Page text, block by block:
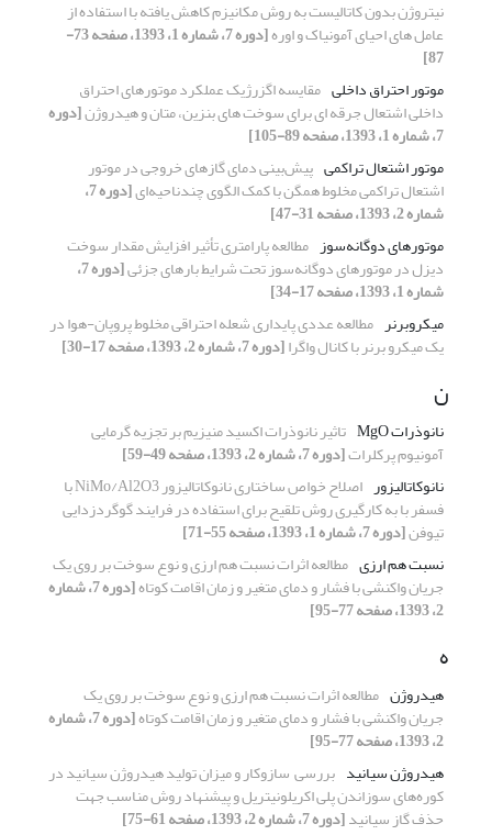
نیتروژن بدون کاتالیست به­ روش مکانیزم کاهش ­یافته با استفاده از
عامل­ های احیای آمونیاک و اوره [دوره 7، شماره 1، 1393، صفحه 73-
87]
موتور احتراق داخلی مقایسه اگزرژیک عملکرد موتورهای احتراق
داخلی اشتعال جرقه­ ای برای سوخت­ های بنزین، متان و هیدروژن[دوره
7، شماره 1، 1393، صفحه 89-105]
موتور اشتعال تراکمی پیش‌بینی دمای گازهای خروجی در موتور
اشتعال تراکمی مخلوط همگن با کمک الگوی چند‌ناحیه‌ای [دوره 7،
شماره 2، 1393، صفحه 31-47]
موتورهای دوگانه‌سوز مطالعه پارامتری تأثیر افزایش مقدار سوخت
دیزل در موتورهای دوگانه‌سوز تحت شرایط بارهای جزئی [دوره 7،
شماره 1، 1393، صفحه 17-34]
میکروبرنر مطالعه عددی پایداری شعله احتراقی مخلوط پروپان-هوا در
یک میکرو برنر با کانال واگرا[دوره 7، شماره 2، 1393، صفحه 17-30]
ن
نانوذرات MgO تاثیر نانوذرات اکسید منیزیم بر تجزیه گرمایی
آمونیوم پرکلرات[دوره 7، شماره 2، 1393، صفحه 49-59]
نانوکاتالیزور
اصلاح خواص ساختاری نانوکاتالیزور NiMo/Al2O3 با
فسفر با به­ کارگیری روش تلقیح برای استفاده در فرایند گوگردزدایی
تیوفن[دوره 7، شماره 1، 1393، صفحه 55-71]
نسبت هم­ ارزی مطالعه اثرات نسبت هم­ ارزی و نوع سوخت بر روی یک
جریان واکنشی با فشار و دمای متغیر و زمان اقامت کوتاه [دوره 7، شماره
2، 1393، صفحه 77-95]
ه
هیدروژن مطالعه اثرات نسبت هم­ ارزی و نوع سوخت بر روی یک
جریان واکنشی با فشار و دمای متغیر و زمان اقامت کوتاه [دوره 7، شماره
2، 1393، صفحه 77-95]
هیدروژن سیانید بررسی سازوکار و میزان تولید هیدروژن سیانید در
کوره‌های سوزاندن پلی اکریلونیتریل و پیشنهاد روش مناسب جهت
حذف گاز سیانید[دوره 7، شماره 2، 1393، صفحه 61-75]